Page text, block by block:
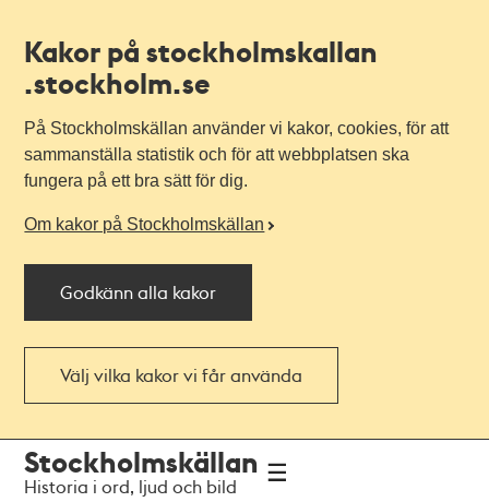
Kakor på stockholmskallan
.stockholm.se
På Stockholmskällan använder vi kakor, cookies, för att
sammanställa statistik och för att webbplatsen ska
fungera på ett bra sätt för dig.
Om kakor på Stockholmskällan
Godkänn alla kakor
Välj vilka kakor vi får använda
navigationen
huvudinnehållet
Stockholmskällan
Historia i ord, ljud och bild